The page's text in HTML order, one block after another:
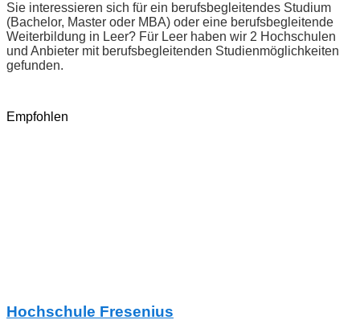
Sie interessieren sich für ein berufsbegleitendes Studium
(Bachelor, Master oder MBA) oder eine berufsbegleitende
Weiterbildung in Leer? Für Leer haben wir 2 Hochschulen
und Anbieter mit berufsbegleitenden Studienmöglichkeiten
gefunden.
Empfohlen
Hochschule Fresenius